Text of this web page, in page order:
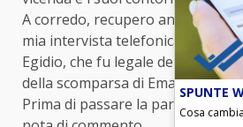
A corredo, recupero anche,
mia intervista telefonica al fu
Egidio, che fu legale della
della scomparsa di Emanuela.
Prima di passare la parola al
SPUNTE
Cosa cambia